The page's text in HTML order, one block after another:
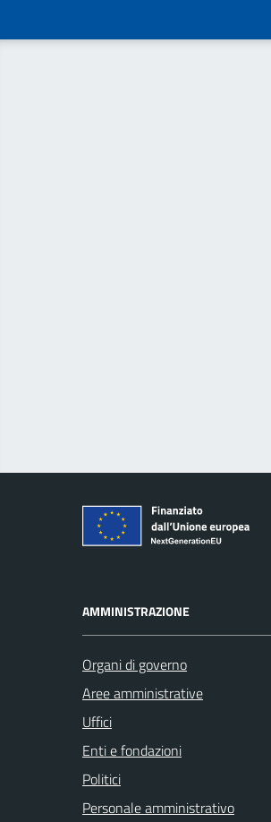
AMMINISTRAZIONE
Organi di governo
Aree amministrative
Uffici
Enti e fondazioni
Politici
Personale amministrativo